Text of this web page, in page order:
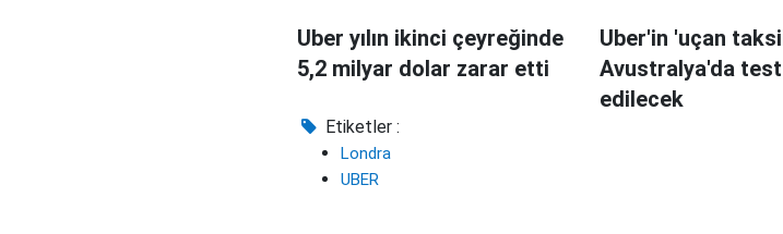
Uber yılın ikinci çeyreğinde
5,2 milyar dolar zarar etti
Uber'in 'uçan
Avustralya'da test
edilecek
Etiketler :
Londra
UBER